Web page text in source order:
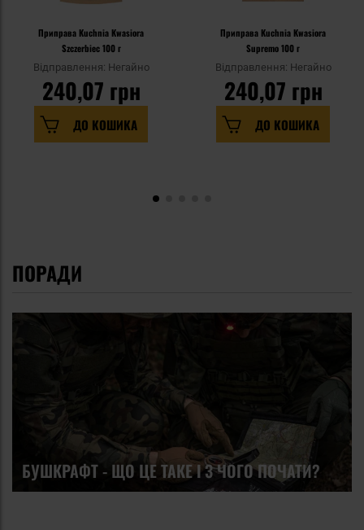
Приправа Kuchnia Kwasiora
Szczerbiec 100 г
Відправлення: Негайно
240,07 грн
ДО КОШИКА
Приправа Kuchnia Kwasiora
Supremo 100 г
Відправлення: Негайно
240,07 грн
ДО КОШИКА
ПОРАДИ
БУШКРАФТ - ЩО ЦЕ ТАКЕ І З ЧОГО ПОЧАТИ?